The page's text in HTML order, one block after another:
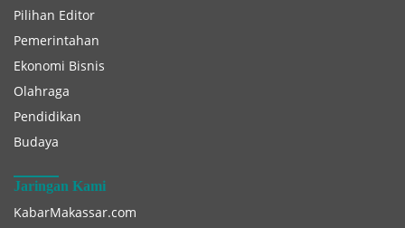
Pilihan Editor
Pemerintahan
Ekonomi Bisnis
Olahraga
Pendidikan
Budaya
Jaringan Kami
KabarMakassar.com